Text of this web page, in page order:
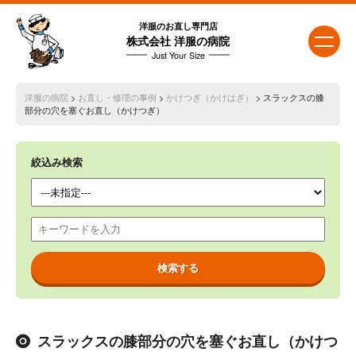
洋服のお直し専門店
株式会社 洋服の病院
Just Your Size
洋服の病院 > お直し・修理の事例 > かけつぎ（かけはぎ）
> スラックスの膝
部分の穴を塞ぐお直し（かけつぎ）
絞込み検索
スラックスの膝部分の穴を塞ぐお直し（かけつ